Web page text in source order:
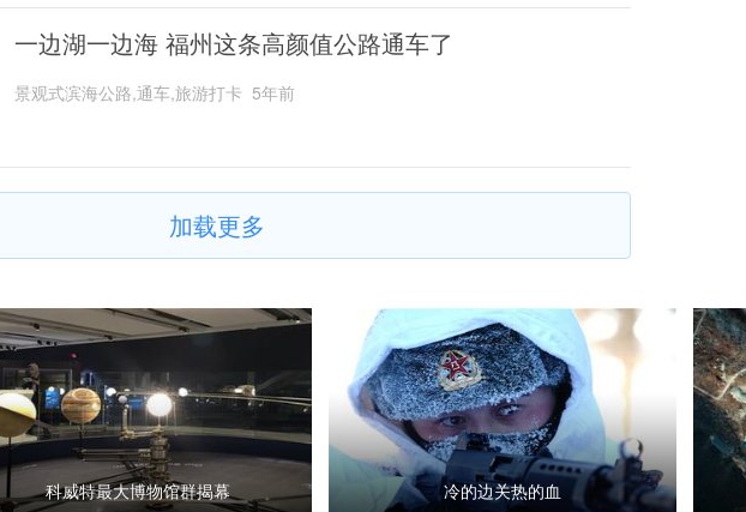
一边湖一边海 福州这条高颜值公路通车了
景观式滨海公路,通车,旅游打卡 5年前
加载更多
科威特最大博物馆群揭幕 冷的边关热的血